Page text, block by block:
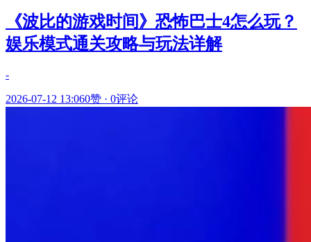
《波比的游戏时间》恐怖巴士4怎么玩？
娱乐模式通关攻略与玩法详解
-
2026-07-12 13:060赞 · 0评论